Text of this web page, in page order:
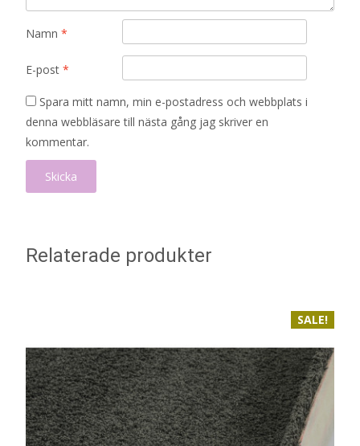
Namn *
E-post *
Spara mitt namn, min e-postadress och webbplats i
denna webbläsare till nästa gång jag skriver en
kommentar.
Relaterade produkter
SALE!